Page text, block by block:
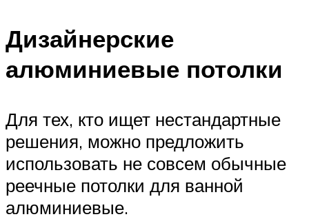
Дизайнерские
алюминиевые потолки
Для тех, кто ищет нестандартные
решения, можно предложить
использовать не совсем обычные
реечные потолки для ванной
алюминиевые.